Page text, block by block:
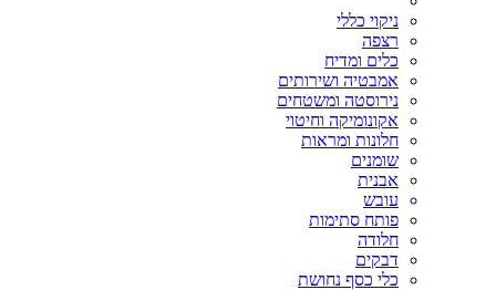
ניקוי כללי
רצפה
כלים ומדיח
אמבטיה ושירותים
נירוסטה ומשטחים
אקונומיקה וחיטוי
חלונות ומראות
שומנים
אבנית
עובש
פותח סתימות
חלודה
דבקים
כלי כסף נחושת